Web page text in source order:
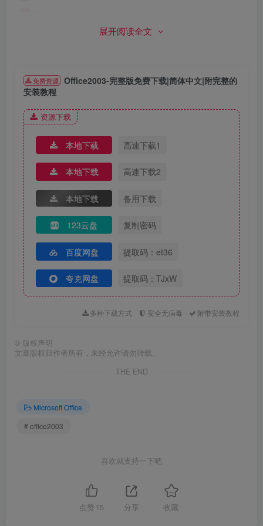
4.输入产品密钥【GWH28-DGCMP-P6RC4-6J4MT-
3HFDY】，点击【下一步】。
5.输入【用户名】（可随便填写），点击【下一步】。
展开阅读全文
免费资源 Office2003-完整版免费下载|简体中文|附完整的
安装教程
资源下载
本地下载 高速下载1
本地下载 高速下载2
本地下载 备用下载
123云盘 复制密码
百度网盘 提取码：et36
夸克网盘 提取码：TJxW
多种下载方式 安全无病毒 附带安装教程
© 版权声明
文章版权归作者所有，未经允许请勿转载。
THE END
Microsoft Office
# office2003
喜欢就支持一下吧
点赞 15 分享 收藏